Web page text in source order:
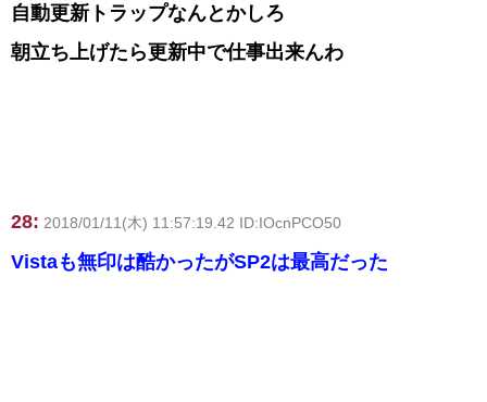
自動更新トラップなんとかしろ
朝立ち上げたら更新中で仕事出来んわ
28: 2018/01/11(木) 11:57:19.42 ID:IOcnPCO50
Vistaも無印は酷かったがSP2は最高だった